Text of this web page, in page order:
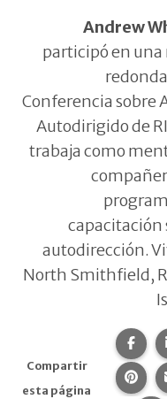
Andrew
participó en una
Conferencia sobre
Autodirigido de
trabaja como
capacitación
autodirección.
North Smithfield,
Compartir
esta página